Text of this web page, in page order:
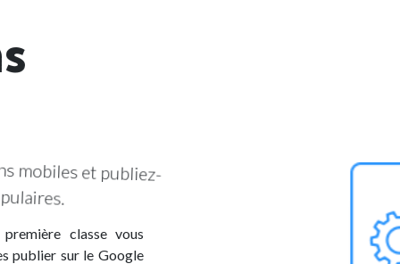
et publiez-
classe vous
publier sur le Google